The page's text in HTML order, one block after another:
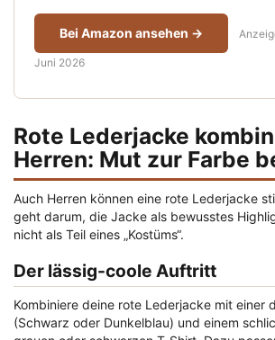
Bei Amazon ansehen →
Juni 2026
Rote Lederjacke
Herren: Mut zur Farbe
Auch Herren können eine rote Lederjacke
geht darum, die Jacke als bewusstes
nicht als Teil eines „Kostüms“.
Der lässig-coole Auftritt
Kombiniere deine rote Lederjacke mit einer
(Schwarz oder Dunkelblau) und einem